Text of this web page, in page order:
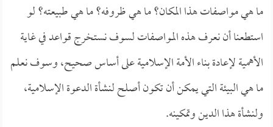
ما هي مواصفات هذا المكان؟ ما هي ظروفه؟ ما هي طبيعته؟ لو
استطعنا أن نعرف هذه المواصفات لسوف نستخرج قواعد في غاية
الأهمية لإعادة بناء الأمة الإسلامية على أساس صحيح، وسوف نعلم
ما هي البيئة التي يمكن أن تكون أصلح لنشأة الدعوة الإسلامية،
ولنشأة هذا الدين وتمكينه.